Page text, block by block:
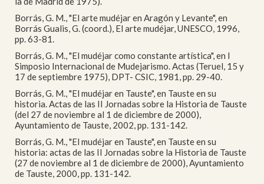
Borrás, G. M., "El arte mudéjar en Aragón y Levante", en
Borrás Gualis, G. (coord.), El arte mudéjar, UNESCO, 1996,
pp. 63-81.
Borrás, G. M., "El mudéjar como constante artística", en I
Simposio Internacional de Mudejarismo. Actas (Teruel, 15 y
17 de septiembre 1975), DPT- CSIC, 1981, pp. 29-40.
Borrás, G. M., "El mudéjar en Tauste", en Tauste en su
historia. Actas de las II Jornadas sobre la Historia de Tauste
(del 27 de noviembre al 1 de diciembre de 2000),
Ayuntamiento de Tauste, 2002, pp. 131-142.
Borrás, G. M., "El mudéjar en Tauste", en Tauste en su
historia: actas de las II Jornadas sobre la Historia de Tauste
(27 de noviembre al 1 de diciembre de 2000), Ayuntamiento
de Tauste, 2000, pp. 131-142.